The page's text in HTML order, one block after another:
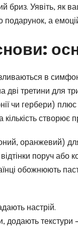
бриз. Уявіть, як
а
в
третини для
чи гербери)
створює
оранжевий)
поруч
обожнюють
настрій.
текстури